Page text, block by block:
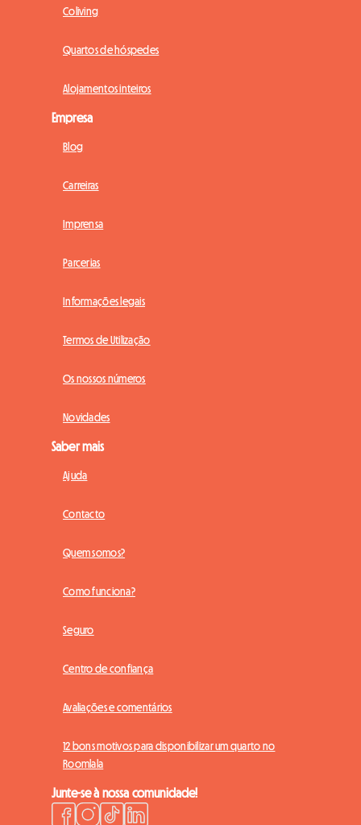
Coliving
Quartos de hóspedes
Alojamentos inteiros
Empresa
Blog
Carreiras
Imprensa
Parcerias
Informações legais
Termos de Utilização
Os nossos números
Novidades
Saber mais
Ajuda
Contacto
Quem somos?
Como funciona?
Seguro
Centro de confiança
Avaliações e comentários
12 bons motivos para disponibilizar um quarto no
Roomlala
Junte-se à nossa comunidade!